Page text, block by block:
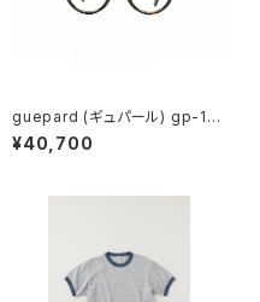
guepard (ギュパール) gp-11
ecaille (clear lens) メガネ
¥40,700